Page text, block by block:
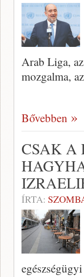
Arab Liga,
mozgalma,
Bővebben
CSAK A
ÍRTA: